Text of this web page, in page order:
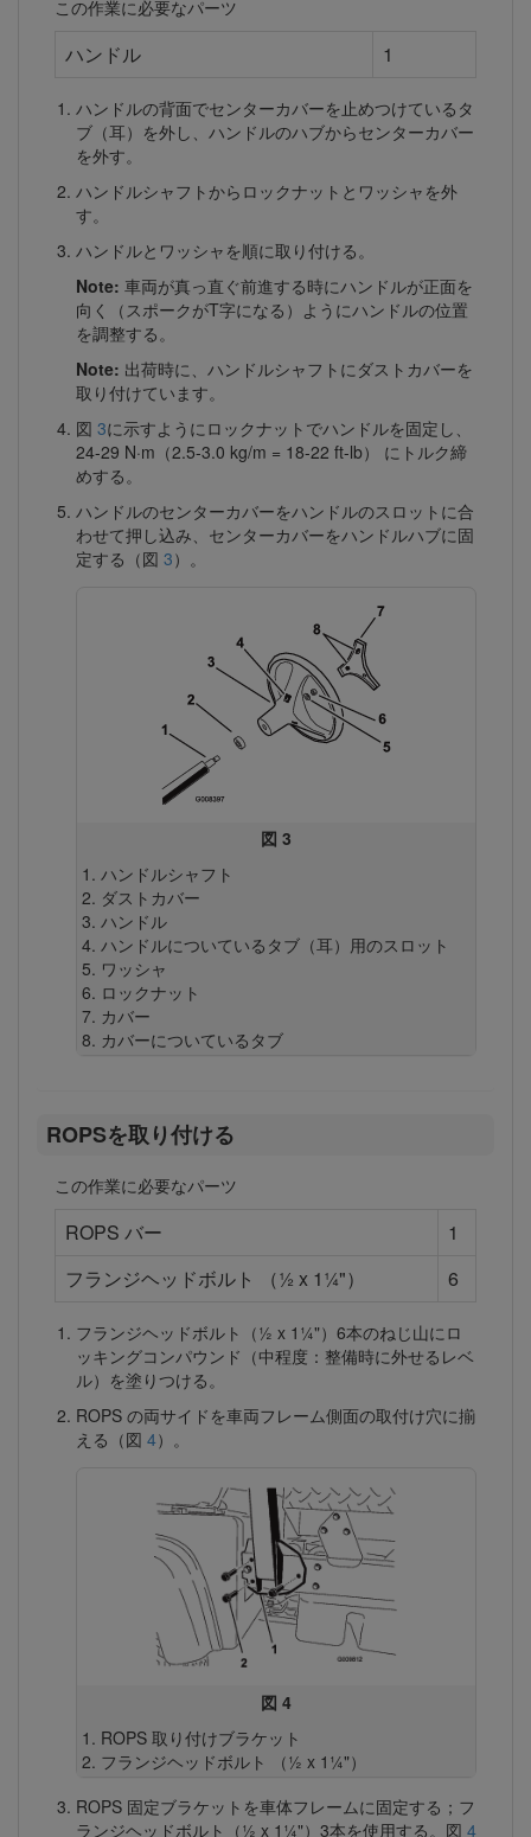
この作業に必要なパーツ
ハンドル 1
ハンドルの背面でセンターカバーを止めつけているタ
ブ（耳）を外し、ハンドルのハブからセンターカバー
を外す。
ハンドルシャフトからロックナットとワッシャを外
す。
ハンドルとワッシャを順に取り付ける。
Note: 車両が真っ直ぐ前進する時にハンドルが正面を
向く（スポークがT字になる）ようにハンドルの位置
を調整する。
Note: 出荷時に、ハンドルシャフトにダストカバーを
取り付けています。
図 3に示すようにロックナットでハンドルを固定し、
24-29 N·m（2.5-3.0 kg/m = 18-22 ft-lb） にトルク締
めする。
ハンドルのセンターカバーをハンドルのスロットに合
わせて押し込み、センターカバーをハンドルハブに固
定する（図 3）。
図 3
ハンドルシャフト
ダストカバー
ハンドル
ハンドルについているタブ（耳）用のスロット
ワッシャ
ロックナット
カバー
カバーについているタブ
ROPSを取り付ける
この作業に必要なパーツ
ROPS バー
1
フランジヘッドボルト （½ x 1¼"）
6
フランジヘッドボルト（½ x 1¼"）6本のねじ山にロ
ッキングコンパウンド（中程度：整備時に外せるレベ
ル）を塗りつける。
ROPS の両サイドを車両フレーム側面の取付け穴に揃
える（図 4）。
図 4
ROPS 取り付けブラケット
フランジヘッドボルト （½ x 1¼"）
ROPS 固定ブラケットを車体フレームに固定する；フ
ランジヘッドボルト（½ x 1¼"）3本を使用する。図 4